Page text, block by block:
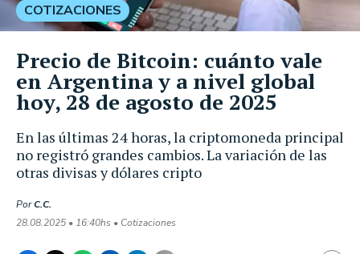
En las últimas 24 horas, la criptomoneda principal
no registró grandes cambios. La variación de las
otras divisas y dólares cripto
PorC.C.
28.08.2025 • 16:40hs • Cotizaciones
COTIZACIONES
Precio de Bitcoin: cuánto vale
en Argentina y a nivel global
hoy, 28 de agosto de 2025